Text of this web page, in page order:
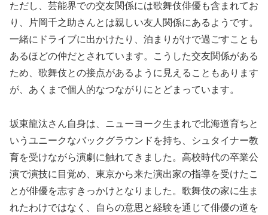
ただし、芸能界での交友関係には歌舞伎俳優も含まれてお
り、片岡千之助さんとは親しい友人関係にあるようです。
一緒にドライブに出かけたり、泊まりがけで過ごすことも
あるほどの仲だとされています。こうした交友関係がある
ため、歌舞伎との接点があるように見えることもあります
が、あくまで個人的なつながりにとどまっています。
坂東龍汰さん自身は、ニューヨーク生まれで北海道育ちと
いうユニークなバックグラウンドを持ち、シュタイナー教
育を受けながら演劇に触れてきました。高校時代の卒業公
演で演技に目覚め、東京から来た演出家の指導を受けたこ
とが俳優を志すきっかけとなりました。歌舞伎の家に生ま
れたわけではなく、自らの意思と経験を通じて俳優の道を